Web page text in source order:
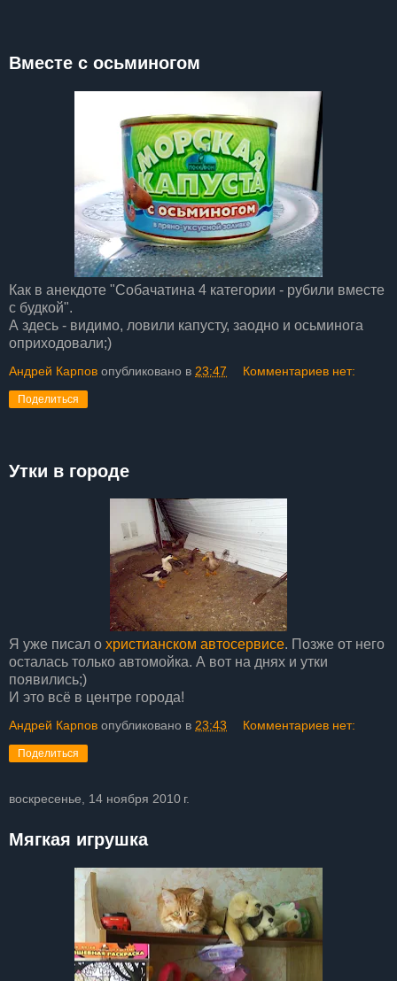
Вместе с осьминогом
Как в анекдоте "Собачатина 4 категории - рубили вместе
с будкой".
А здесь - видимо, ловили капусту, заодно и осьминога
оприходовали;)
Андрей Карпов опубликовано в 23:47 Комментариев нет:
Поделиться
Утки в городе
Я уже писал о христианском автосервисе. Позже от него
осталась только автомойка. А вот на днях и утки
появились;)
И это всё в центре города!
Андрей Карпов опубликовано в 23:43 Комментариев нет:
Поделиться
воскресенье, 14 ноября 2010 г.
Мягкая игрушка